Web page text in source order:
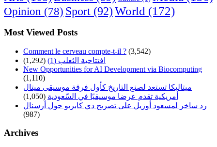
Opinion (78) Sport (92)World (172)
Most Viewed Posts
Comment le cerveau compte-t-il ? (3,542)
افتتاحية الثعلب (1)
(1,292)
New Opportunities for AI Development via Biocomputing
(1,110)
ميتاليكا تستعد لصنع التاريخ كأول فرقة موسيقى ميتال
أمريكية تقدم عرضا موسيقيًا في السّعودية (1,050)
رد ساخر لمسعود أوزيل على تصريح دي كابريو حول أرسنال
(987)
Archives